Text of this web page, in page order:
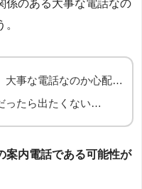
係のある大事な電話なの
大事な電話なのか心配…
ったら出たくない…
案内電話である可能性が